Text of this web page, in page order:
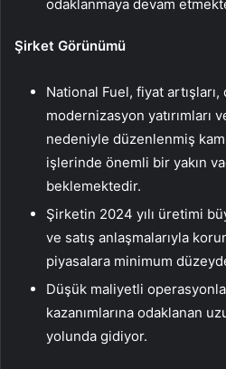
odaklanmaya devam
Şirket Görünümü
National Fuel, fiyat
modernizasyon
nedeniyle düzenlenmiş
işlerinde önemli bir yakın
beklemektedir.
Şirketin 2024 yılı üretimi
ve satış anlaşmalarıyla
piyasalara minimum
Düşük maliyetli
kazanımlarına odaklanan
yolunda gidiyor.